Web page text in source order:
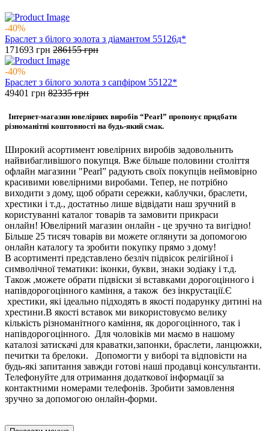
-40%
Браслет з білого золота з діамантом 55126д*
171693 грн 286155грн
-40%
Браслет з білого золота з сапфіром 55122*
49401 грн 82335грн
Інтернет-магазин ювелірних виробів “Pearl” пропонує придбати
різноманітні коштовності на будь-який смак.
Широкий асортимент ювелірних виробів задовольнить
найвибагливішого покупця. Вже більше половини століття
офлайн магазини "Pearl” радують своїх покупців неймовірно
красивими ювелірними виробами. Тепер, не потрібно
виходити з дому, щоб обрати сережки, каблучки, браслети,
хрестики і т.д., достатньо лише відвідати наш зручний в
користуванні каталог товарів та замовити прикраси
онлайн! Ювелірний магазин онлайн - це зручно та вигідно!
Більше 25 тисяч товарів ви можете оглянути за допомогою
онлайн каталогу та зробити покупку прямо з дому!
В асортименті представлено безліч підвісок релігійної і
символічної тематики: іконки, букви, знаки зодіаку і т.д.
Також ,можете обрати підвіски зі вставками дорогоцінного і
напівдорогоцінного каміння, а також без інкрустації.Є
хрестики, які ідеально підходять в якості подарунку дитині на
хрестини.В якості вставок ми використовуємо велику
кількість різноманітного каміння, як дорогоцінного, так і
напівдорогоцінного. Для чоловіків ми маємо в нашому
каталозі затискачі для краватки,запонки, браслети, ланцюжки,
печитки та брелоки. Допомогти у виборі та відповісти на
будь-які запитання завжди готові наші продавці консультанти.
Телефонуйте для отримання додаткової інформації за
контактними номерами телефонів. Зробити замовлення
зручно за допомогою онлайн-форми.